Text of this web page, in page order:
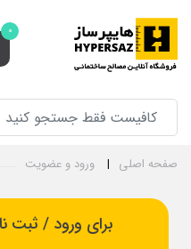
0
91008910 (021)
ثبت‌نام تامین‌کننده
صفحه اصلی ورود و عضویت
برای ورود / ثبت